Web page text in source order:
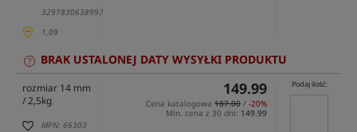
3297830638993
1,09
BRAK USTALONEJ DATY WYSYŁKI PRODUKTU
rozmiar 14 mm
/ 2,5kg
MPN: 66303
149.99
Cena katalogowa 187.00 / -20%
Min. cena z 30 dni: 149.99
Podaj ilość: